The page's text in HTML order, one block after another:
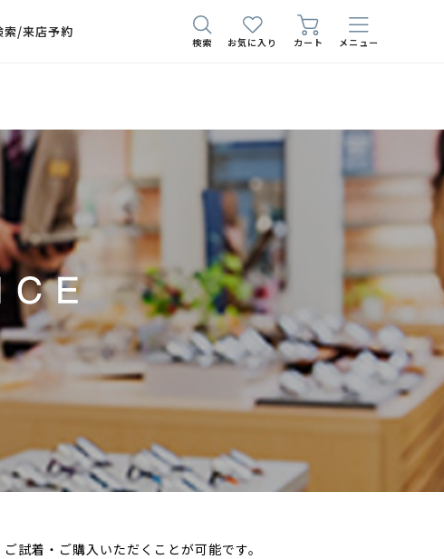
索/来店予約
検索 お気に入り カート メニュー
試着・ご購入いただくことが可能です。